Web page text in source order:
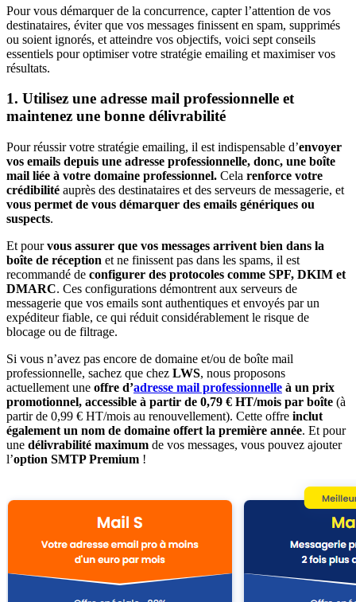
Pour vous démarquer de la concurrence, capter l’attention de vos
destinataires, éviter que vos messages finissent en spam, supprimés
ou soient ignorés, et atteindre vos objectifs, voici sept conseils
essentiels pour optimiser votre stratégie emailing et maximiser vos
résultats.
1. Utilisez une adresse mail professionnelle et
maintenez une bonne délivrabilité
Pour réussir votre stratégie emailing, il est indispensable d’envoyer
vos emails depuis une adresse professionnelle, donc, une boîte
mail liée à votre domaine professionnel. Cela renforce votre
crédibilité auprès des destinataires et des serveurs de messagerie, et
vous permet de vous démarquer des emails génériques ou
suspects.
Et pourvous assurer que vos messages arrivent bien dans la
boîte de réception et ne finissent pas dans les spams, il est
recommandé de configurer des protocoles comme SPF, DKIM et
DMARC. Ces configurations démontrent aux serveurs de
messagerie que vos emails sont authentiques et envoyés par un
expéditeur fiable, ce qui réduit considérablement le risque de
blocage ou de filtrage.
Si vous n’avez pas encore de domaine et/ou de boîte mail
professionnelle, sachez que chez LWS, nous proposons
actuellement une offre d’adresse mail professionnelle à un prix
promotionnel, accessible à partir de 0,79 € HT/mois par boîte (à
partir de 0,99 € HT/mois au renouvellement). Cette offre inclut
également un nom de domaine offert la première année. Et pour
une délivrabilité maximum de vos messages, vous pouvez ajouter
l’option SMTP Premium !